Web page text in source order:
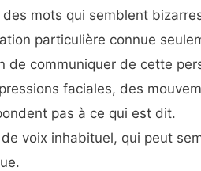
des mots qui semblent
particulière connue
de communiquer de cette
faciales, des
pas à ce qui est dit.
voix inhabituel, qui peut